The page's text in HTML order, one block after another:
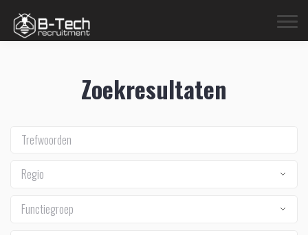
Zoekresultaten
Regio
Functiegroep